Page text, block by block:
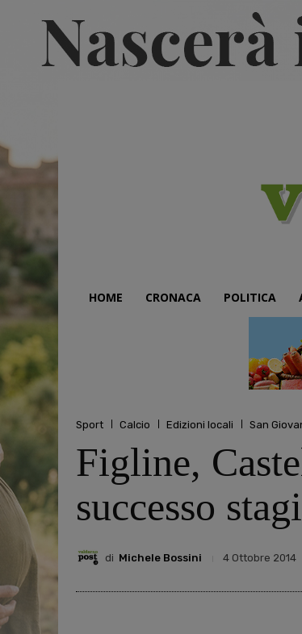
HOME CRONACA POLITICA
Sport Calcio Edizioni locali San
Figline,
successo
di Michele Bossini 4 Ottobre 2014